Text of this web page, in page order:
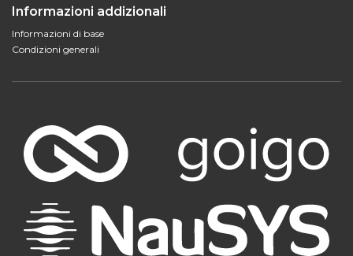
Informazioni addizionali
Informazioni di base
Condizioni generali